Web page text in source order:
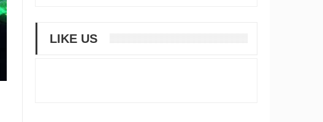
LIKE US